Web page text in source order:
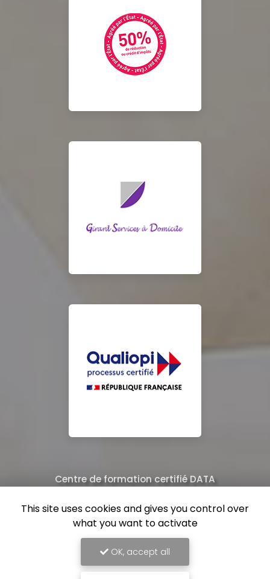
Centre de formation certifié DATA
This site uses cookies and gives you control over
what you want to activate
OK, accept all